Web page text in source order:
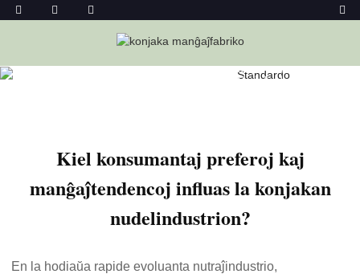
Hejmo Novaĵoj
Kiel Konsumantaj Preferoj Kaj
Manĝaĵtendencoj Influas La Konjakan Nudelindustrion?
Kiel konsumantaj preferoj kaj
manĝaĵtendencoj influas la konjakan
nudelindustrion?
En la hodiaŭa rapide evoluanta nutraĵindustrio,